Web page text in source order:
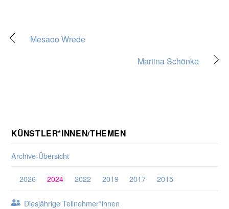
Mesaoo Wrede
Martina Schönke
KÜNSTLER*INNEN/THEMEN
Archive-Übersicht
2026 2024 2022 2019 2017 2015
Diesjährige Teilnehmer*innen